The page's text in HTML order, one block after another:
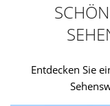
Entdecken Sie